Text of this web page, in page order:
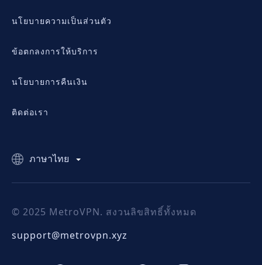
นโยบายความเป็นส่วนตัว
ข้อตกลงการให้บริการ
นโยบายการคืนเงิน
ติดต่อเรา
ภาษาไทย
© 2025 MetroVPN. สงวนลิขสิทธิ์ทั้งหมด
support@metrovpn.xyz